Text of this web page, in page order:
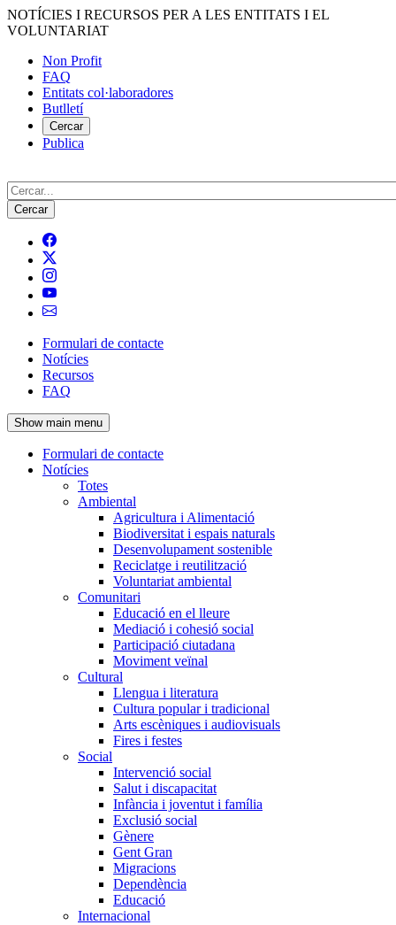
Vés
al
NOTÍCIES I RECURSOS PER A LES ENTITATS I EL
VOLUNTARIAT
Menú
del
compte
d'usuari
Non Profit
FAQ
Entitats col·laboradores
Butlletí
Cercar
Publica
Cerca
Navegació
principal
de
l'encapçalament
Formulari de contacte
Notícies
Recursos
FAQ
Show main menu
Navegació
principal
Formulari de contacte
Notícies
Totes
Ambiental
Agricultura i Alimentació
Biodiversitat i espais naturals
Desenvolupament sostenible
Reciclatge i reutilització
Voluntariat ambiental
Comunitari
Educació en el lleure
Mediació i cohesió social
Participació ciutadana
Moviment veïnal
Cultural
Llengua i literatura
Cultura popular i tradicional
Arts escèniques i audiovisuals
Fires i festes
Social
Intervenció social
Salut i discapacitat
Infància i joventut i família
Exclusió social
Gènere
Gent Gran
Migracions
Dependència
Educació
Internacional